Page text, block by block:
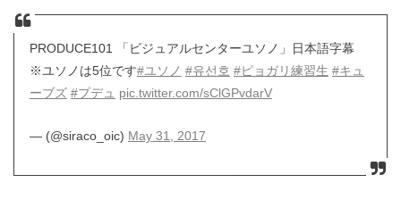
PRODUCE101 「ビジュアルセンターユソノ」日本語字幕
※ユソノは5位です#ユソノ #유선호 #ピョガリ練習生 #キュ
ーブズ #プデュ pic.twitter.com/sClGPvdarV
— (@siraco_oic) May 31, 2017